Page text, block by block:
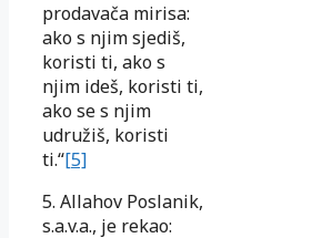
prodavača mirisa:
ako s njim sjediš,
koristi ti, ako s
njim ideš, koristi ti,
ako se s njim
udružiš, koristi
ti.“[5]
5. Allahov Poslanik,
s.a.v.a., je rekao: